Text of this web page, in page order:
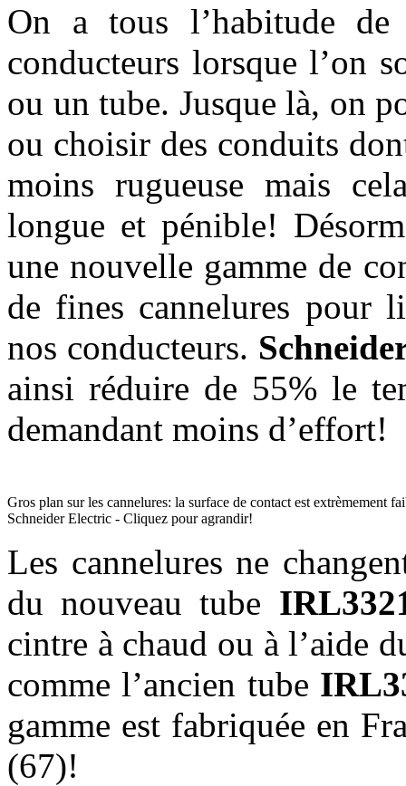
On a tous l’habitude
conducteurs lorsque l’on
ou un tube. Jusque là, on
ou choisir des conduits
moins rugueuse mais
longue et pénible!
une nouvelle gamme de
de fines cannelures pour
nos conducteurs.
ainsi réduire de 55% le
demandant moins d’effort!
Gros plan sur les cannelures: la surface de contact est extrèmement
Schneider Electric - Cliquez pour agrandir!
Les cannelures ne
du nouveau tube
cintre à chaud ou à l’aide
comme l’ancien tube
gamme est fabriquée en
(67)!